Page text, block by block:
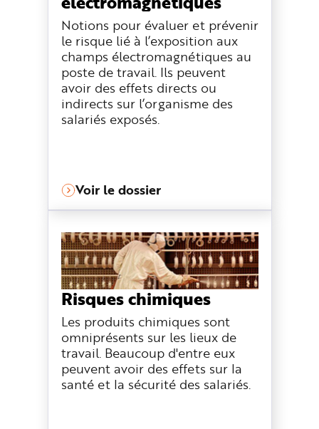
Notions pour évaluer et prévenir
le risque lié à l’exposition aux
champs électromagnétiques au
poste de travail. Ils peuvent
avoir des effets directs ou
indirects sur l’organisme des
salariés exposés.
Voir le dossier
Risques chimiques
Les produits chimiques sont
omniprésents sur les lieux de
travail. Beaucoup d'entre eux
peuvent avoir des effets sur la
santé et la sécurité des salariés.